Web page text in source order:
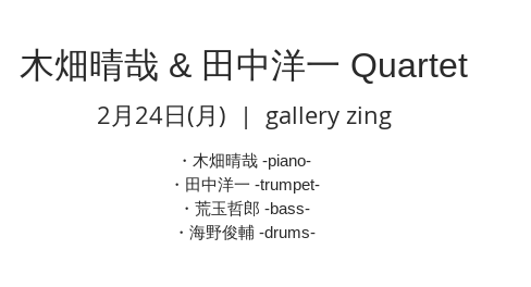
木畑晴哉 & 田中洋一 Quartet
2月24日(月)
  |
gallery zing
・木畑晴哉 -piano-
・田中洋一 -trumpet-
・荒玉哲郎 -bass-
・海野俊輔 -drums-